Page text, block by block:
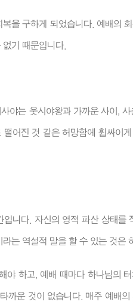
을 구하게 되었습니다. 예배의
기 때문입니다.
야는 웃시야왕과 가까운 사이,
어진 것 같은 허망함에 휩싸이
니다. 자신의 영적 파산 상태를
는 역설적 말을 할 수 있는 것은
하고, 예배 때마다 하나님의
운 것이 없습니다. 매주 예배